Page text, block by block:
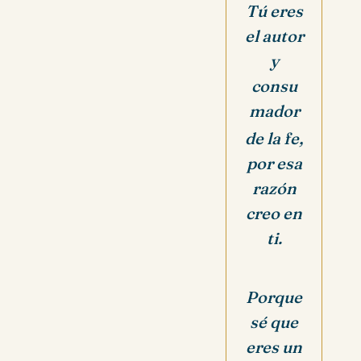
Tú eres
el autor
y
consu
mador
de la fe,
por esa
razón
creo en
ti.
Porque
sé que
eres un